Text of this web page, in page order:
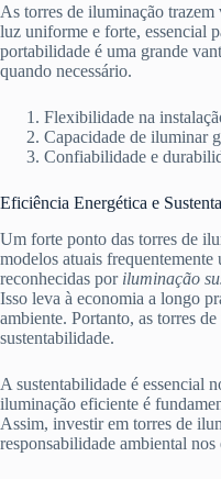
As torres de iluminação
luz uniforme e forte, essencial
portabilidade é uma grande
quando necessário.
Flexibilidade na
Capacidade de iluminar
Confiabilidade e
Eficiência Energética e
Um forte ponto das torres de
modelos atuais
reconhecidas por iluminação
Isso leva à economia a longo
ambiente. Portanto, as torres
sustentabilidade.
A sustentabilidade é essencial
iluminação eficiente é
Assim, investir em torres de
responsabilidade ambiental nos